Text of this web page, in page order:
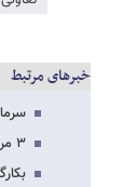
خبرهای مرتبط
۳ مرکز مشاوره کارآفرینی در لرستان فعالیت می کنند
بکارگیری ۳ هزار و ۵۴۳ نفر فارغ